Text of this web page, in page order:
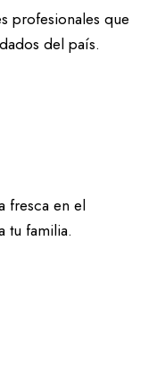
profesionales que
del país.
fresca en el
tu familia.